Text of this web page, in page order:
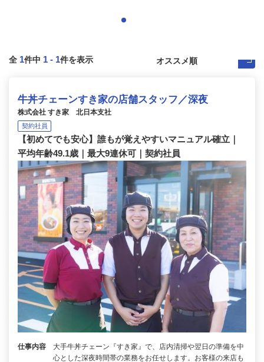
全 1件中 1 - 1件を表示
牛丼チェーンすき家の店舗スタッフ／深夜
株式会社 すき家 北日本支社
契約社員
【初めてでも安心】誰もが覚えやすいマニュアル確立｜
平均年齢49.1歳｜最大9連休可｜契約社員
仕事内容
大手牛丼チェーン『すき家』で、店内清掃や翌日の準備を中
心とした深夜時間帯の業務をお任せします。お客様の来店も